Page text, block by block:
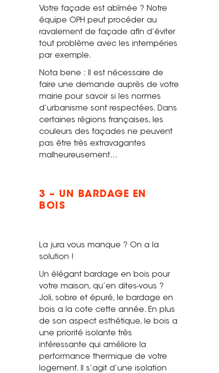
Votre façade est abîmée ? Notre
équipe OPH peut procéder au
ravalement de façade afin d’éviter
tout problème avec les intempéries
par exemple.
Nota bene : Il est nécessaire de
faire une demande auprès de votre
mairie pour savoir si les normes
d’urbanisme sont respectées. Dans
certaines régions françaises, les
couleurs des façades ne peuvent
pas être très extravagantes
malheureusement…
3 – UN BARDAGE EN
BOIS
La jura vous manque ? On a la
solution !
Un élégant bardage en bois pour
votre maison, qu’en dites-vous ?
Joli, sobre et épuré, le bardage en
bois a la cote cette année. En plus
de son aspect esthétique, le bois a
une priorité isolante très
intéressante qui améliore la
performance thermique de votre
logement. Il s’agit d’une isolation